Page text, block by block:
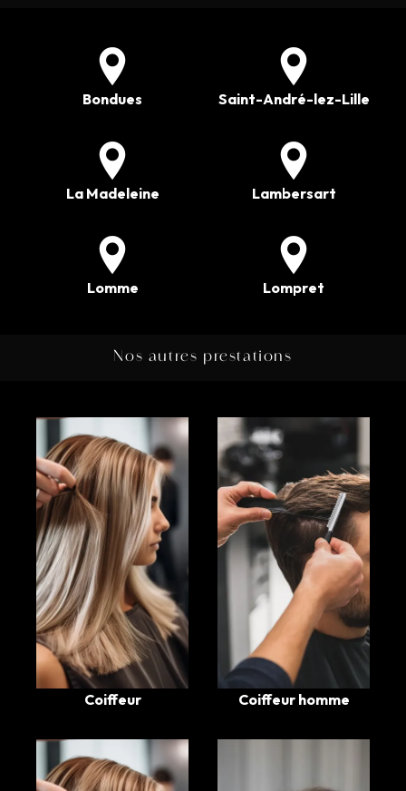
Bondues Saint-André-lez-Lille
La Madeleine Lambersart
Lomme Lompret
Nos autres prestations
Coiffeur Coiffeur homme